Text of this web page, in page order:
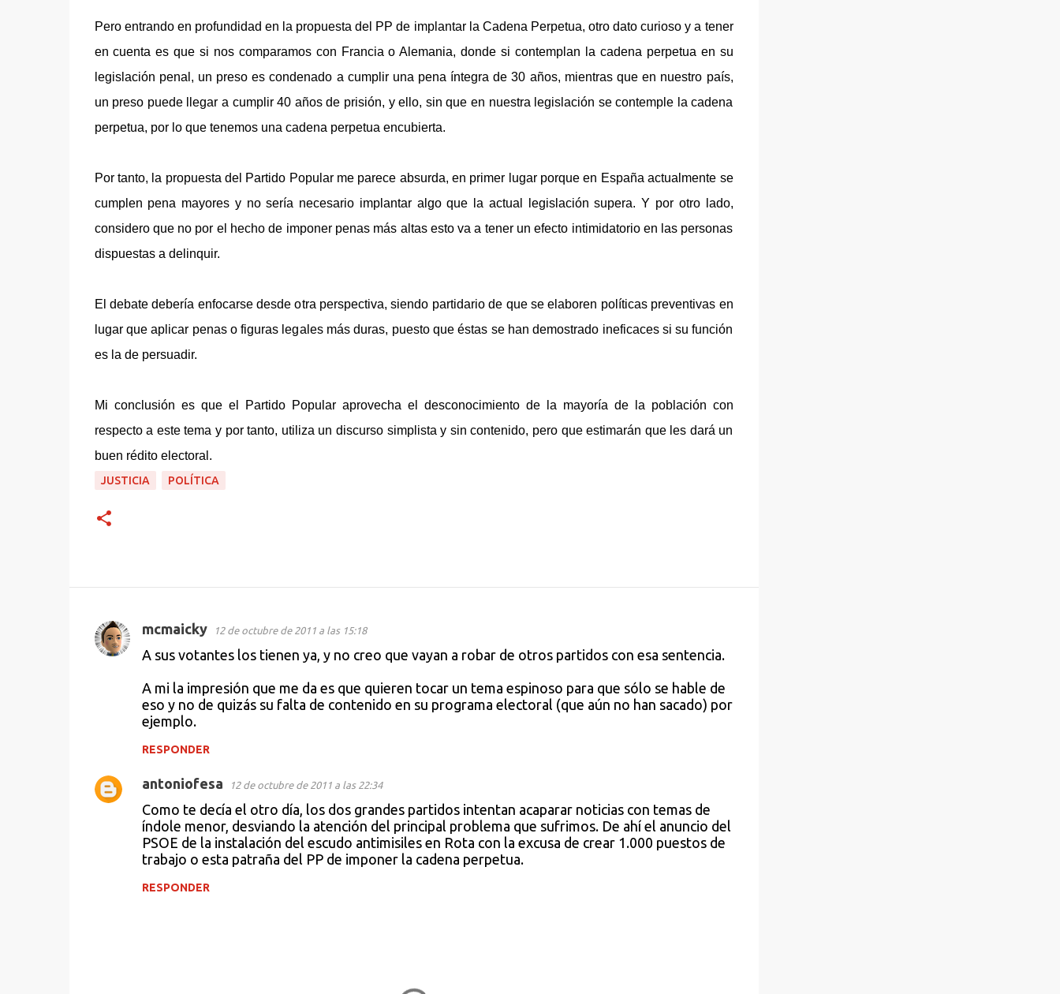
Pero entrando en profundidad en la propuesta del PP de implantar la Cadena Perpetua, otro dato curioso y a tener
en cuenta es que si nos comparamos con Francia o Alemania, donde si contemplan la cadena perpetua en su
legislación penal, un preso es condenado a cumplir una pena íntegra de 30 años, mientras que en nuestro país,
un preso puede llegar a cumplir 40 años de prisión, y ello, sin que en nuestra legislación se contemple la cadena
perpetua, por lo que tenemos una cadena perpetua encubierta.
Por tanto, la propuesta del Partido Popular me parece absurda, en primer lugar porque en España actualmente se
cumplen pena mayores y no sería necesario implantar algo que la actual legislación supera. Y por otro lado,
considero que no por el hecho de imponer penas más altas esto va a tener un efecto intimidatorio en las personas
dispuestas a delinquir.
El debate debería enfocarse desde otra perspectiva, siendo partidario de que se elaboren políticas preventivas en
lugar que aplicar penas o figuras legales más duras, puesto que éstas se han demostrado ineficaces si su función
es la de persuadir.
Mi conclusión es que el Partido Popular aprovecha el desconocimiento de la mayoría de la población con
respecto a este tema y por tanto, utiliza un discurso simplista y sin contenido, pero que estimarán que les dará un
buen rédito electoral.
JUSTICIA POLÍTICA
C
a
mcmaicky 12 de octubre de 2011 a las 15:18
A sus votantes los tienen ya, y no creo que vayan a robar de otros partidos con esa sentencia.
A mi la impresión que me da es que quieren tocar un tema espinoso para que sólo se hable de
eso y no de quizás su falta de contenido en su programa electoral (que aún no han sacado) por
ejemplo.
RESPONDER
antoniofesa 12 de octubre de 2011 a las 22:34
Como te decía el otro día, los dos grandes partidos intentan acaparar noticias con temas de
índole menor, desviando la atención del principal problema que sufrimos. De ahí el anuncio del
PSOE de la instalación del escudo antimisiles en Rota con la excusa de crear 1.000 puestos de
trabajo o esta patraña del PP de imponer la cadena perpetua.
RESPONDER